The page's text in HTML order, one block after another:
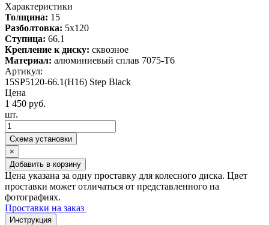
Характеристики
Толщина: 15
Разболтовка: 5x120
Ступица: 66.1
Крепление к диску: сквозное
Материал: алюминиевый сплав 7075-T6
Артикул:
15SP5120-66.1(H16) Step Black
Цена
1 450 руб.
шт.
Схема установки
×
Добавить в корзину
Цена указана за одну проставку для колесного диска. Цвет
проставки может отличаться от представленного на
фотографиях.
Проставки на заказ
Инструкция